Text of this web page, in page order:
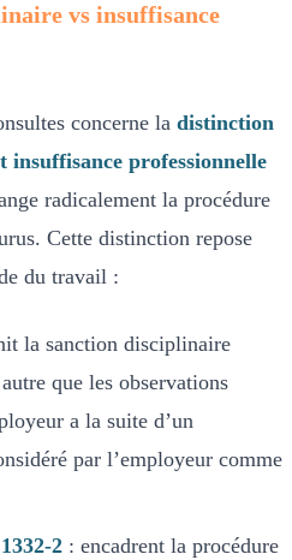
vs insuffisance
concerne la distinction
professionnelle
radicalement la procédure
Cette distinction repose
du travail :
la sanction disciplinaire
que les observations
a la suite d’un
par l’employeur comme
2 : encadrent la procédure